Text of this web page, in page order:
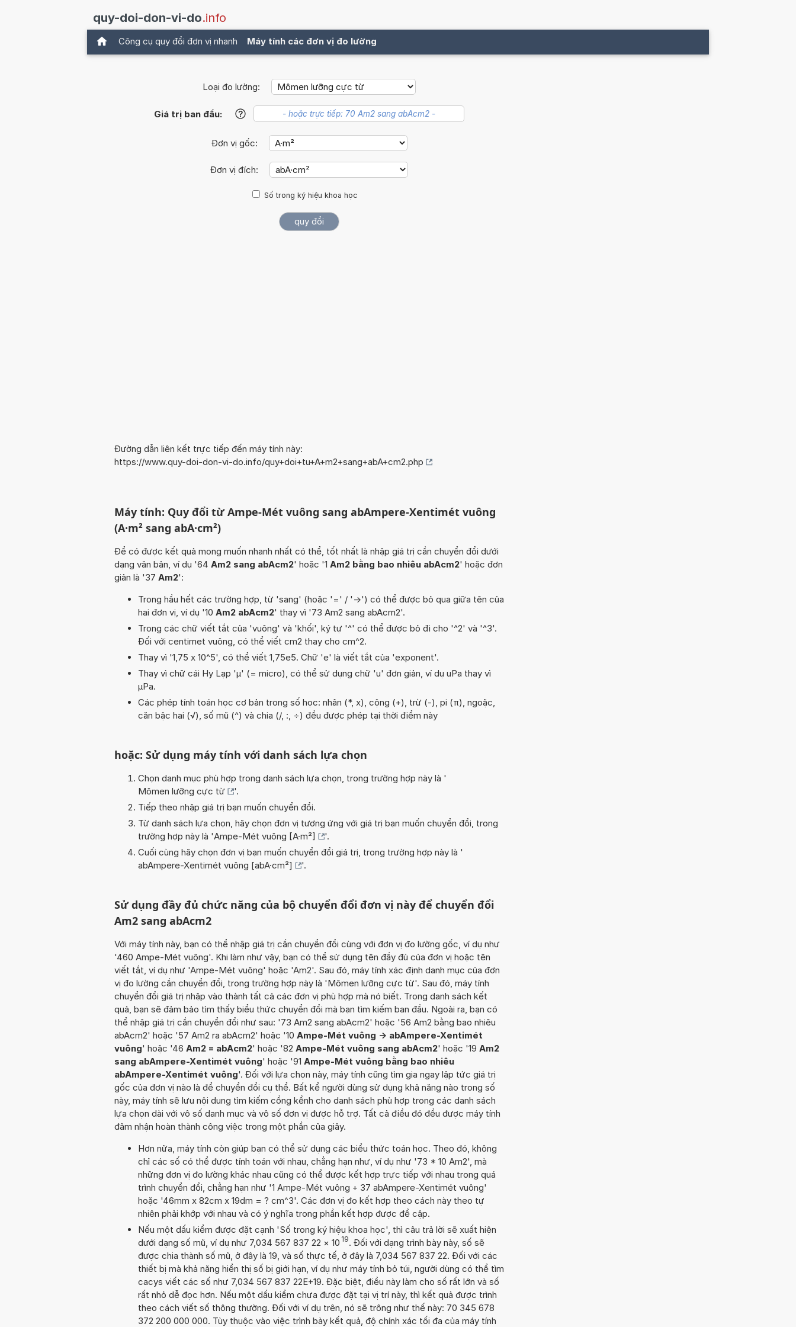
quy-doi-don-vi-do.info
Công cụ quy đổi đơn vị nhanh Máy tính các đơn vị đo lường
Loại đo lường:
Giá trị ban đầu: ?
Đơn vị gốc:
Đơn vị đích:
Số trong ký hiệu khoa học
Đường dẫn liên kết trực tiếp đến máy tính này:
https://www.quy-doi-don-vi-do.info/quy+doi+tu+A+m2+sang+abA+cm2.php
Máy tính: Quy đổi từ Ampe-Mét vuông sang abAmpere-Xentimét vuông
(A·m² sang abA·cm²)
Để có được kết quả mong muốn nhanh nhất có thể, tốt nhất là nhập giá trị cần chuyển đổi dưới
dạng văn bản, ví dụ '64 Am2 sang abAcm2' hoặc '1 Am2 bằng bao nhiêu abAcm2' hoặc đơn
giản là '37 Am2':
Trong hầu hết các trường hợp, từ 'sang' (hoặc '=' / '->') có thể được bỏ qua giữa tên của
hai đơn vị, ví dụ '10 Am2 abAcm2' thay vì '73 Am2 sang abAcm2'.
Trong các chữ viết tắt của 'vuông' và 'khối', ký tự '^' có thể được bỏ đi cho '^2' và '^3'.
Đối với centimet vuông, có thể viết cm2 thay cho cm^2.
Thay vì '1,75 x 10^5', có thể viết 1,75e5. Chữ 'e' là viết tắt của 'exponent'.
Thay vì chữ cái Hy Lạp 'µ' (= micro), có thể sử dụng chữ 'u' đơn giản, ví dụ uPa thay vì
µPa.
Các phép tính toán học cơ bản trong số học: nhân (*, x), cộng (+), trừ (-), pi (π), ngoặc,
căn bậc hai (√), số mũ (^) và chia (/, :, ÷) đều được phép tại thời điểm này
hoặc: Sử dụng máy tính với danh sách lựa chọn
Chọn danh mục phù hợp trong danh sách lựa chọn, trong trường hợp này là '
Mômen lưỡng cực từ
'.
Tiếp theo nhập giá trị bạn muốn chuyển đổi.
Từ danh sách lựa chọn, hãy chọn đơn vị tương ứng với giá trị bạn muốn chuyển đổi, trong
trường hợp này là 'Ampe-Mét vuông [A·m²]
'.
Cuối cùng hãy chọn đơn vị bạn muốn chuyển đổi giá trị, trong trường hợp này là '
abAmpere-Xentimét vuông [abA·cm²]
'.
Sử dụng đầy đủ chức năng của bộ chuyển đổi đơn vị này để chuyển đổi
Am2 sang abAcm2
Với máy tính này, bạn có thể nhập giá trị cần chuyển đổi cùng với đơn vị đo lường gốc, ví dụ như
'460 Ampe-Mét vuông'. Khi làm như vậy, bạn có thể sử dụng tên đầy đủ của đơn vị hoặc tên
viết tắt, ví dụ như 'Ampe-Mét vuông' hoặc 'Am2'. Sau đó, máy tính xác định danh mục của đơn
vị đo lường cần chuyển đổi, trong trường hợp này là 'Mômen lưỡng cực từ'. Sau đó, máy tính
chuyển đổi giá trị nhập vào thành tất cả các đơn vị phù hợp mà nó biết. Trong danh sách kết
quả, bạn sẽ đảm bảo tìm thấy biểu thức chuyển đổi mà bạn tìm kiếm ban đầu. Ngoài ra, bạn có
thể nhập giá trị cần chuyển đổi như sau: '73 Am2 sang abAcm2' hoặc '56 Am2 bằng bao nhiêu
abAcm2' hoặc '57 Am2 ra abAcm2' hoặc '10 Ampe-Mét vuông -> abAmpere-Xentimét
vuông' hoặc '46 Am2 = abAcm2' hoặc '82 Ampe-Mét vuông sang abAcm2' hoặc '19 Am2
sang abAmpere-Xentimét vuông' hoặc '91 Ampe-Mét vuông bằng bao nhiêu
abAmpere-Xentimét vuông'. Đối với lựa chọn này, máy tính cũng tìm gia ngay lập tức giá trị
gốc của đơn vị nào là để chuyển đổi cụ thể. Bất kể người dùng sử dụng khả năng nào trong số
này, máy tính sẽ lưu nội dung tìm kiếm cồng kềnh cho danh sách phù hợp trong các danh sách
lựa chọn dài với vô số danh mục và vô số đơn vị được hỗ trợ. Tất cả điều đó đều được máy tính
đảm nhận hoàn thành công việc trong một phần của giây.
Hơn nữa, máy tính còn giúp bạn có thể sử dụng các biểu thức toán học. Theo đó, không
chỉ các số có thể được tính toán với nhau, chẳng hạn như, ví dụ như '73 * 10 Am2', mà
những đơn vị đo lường khác nhau cũng có thể được kết hợp trực tiếp với nhau trong quá
trình chuyển đổi, chẳng hạn như '1 Ampe-Mét vuông + 37 abAmpere-Xentimét vuông'
hoặc '46mm x 82cm x 19dm = ? cm^3'. Các đơn vị đo kết hợp theo cách này theo tự
nhiên phải khớp với nhau và có ý nghĩa trong phần kết hợp được đề cập.
Nếu một dấu kiểm được đặt cạnh 'Số trong ký hiệu khoa học', thì câu trả lời sẽ xuất hiện
dưới dạng số mũ, ví dụ như 7,034 567 837 22 × 10 19. Đối với dạng trình bày này, số sẽ
được chia thành số mũ, ở đây là 19, và số thực tế, ở đây là 7,034 567 837 22. Đối với các
thiết bị mà khả năng hiển thị số bị giới hạn, ví dụ như máy tính bỏ túi, người dùng có thể tìm
cacys viết các số như 7,034 567 837 22E+19. Đặc biệt, điều này làm cho số rất lớn và số
rất nhỏ dễ đọc hơn. Nếu một dấu kiểm chưa được đặt tại vị trí này, thì kết quả được trình
theo cách viết số thông thường. Đối với ví dụ trên, nó sẽ trông như thế này: 70 345 678
372 200 000 000. Tùy thuộc vào việc trình bày kết quả, độ chính xác tối đa của máy tính